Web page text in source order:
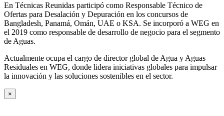
En Técnicas Reunidas participó como Responsable Técnico de
Ofertas para Desalación y Depuración en los concursos de
Bangladesh, Panamá, Omán, UAE o KSA. Se incorporó a WEG en
el 2019 como responsable de desarrollo de negocio para el segmento
de Aguas.
Actualmente ocupa el cargo de director global de Agua y Aguas
Residuales en WEG, donde lidera iniciativas globales para impulsar
la innovación y las soluciones sostenibles en el sector.
×